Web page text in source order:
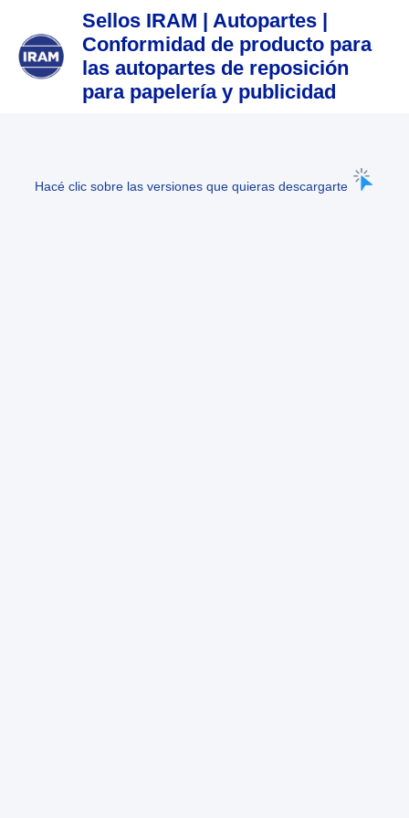
Sellos IRAM | Autopartes |
Conformidad de producto para
las autopartes de reposición
para papelería y publicidad
Hacé clic sobre las versiones que quieras descargarte